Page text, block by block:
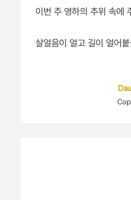
이번 주 영하의 추위 속에
살얼음이 얼고 길이 얼어